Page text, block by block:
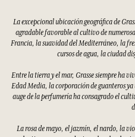
La excepcional ubicación geográfica de
agradable favorable al cultivo de
Francia, la suavidad del Mediterráneo, la
cursos de agua, la ciudad
Entre la tierra y el mar, Grasse siempre ha
Edad Media, la corporación de guanteros
auge de la perfumería ha consagrado el
La rosa de mayo, el jazmín, el nardo, la